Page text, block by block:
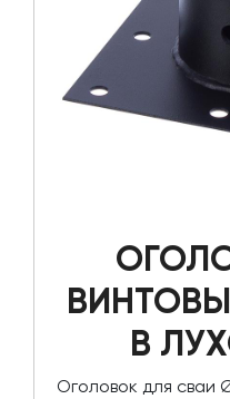
В
Оголовок для сваи